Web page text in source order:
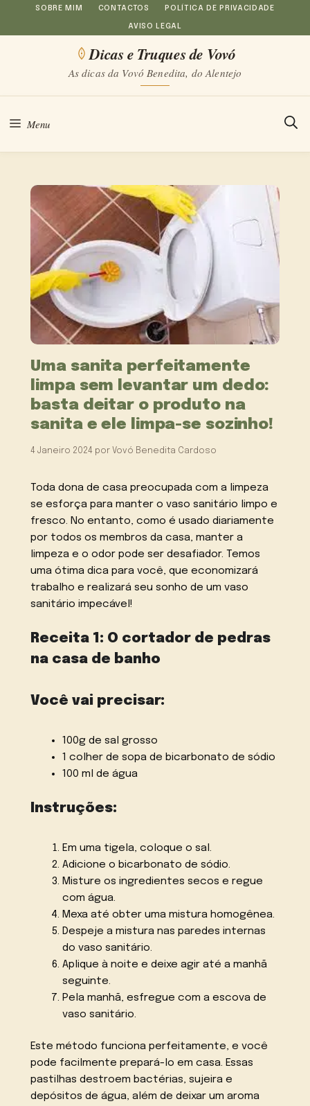
Saltar
para
conteúdo
SOBRE MIM CONTACTOS POLÍTICA DE PRIVACIDADE
AVISO LEGAL
Dicas e Truques de Vovó
As dicas da Vovó Benedita, do Alentejo
Menu
Uma sanita perfeitamente
limpa sem levantar um dedo:
basta deitar o produto na
sanita e ele limpa-se sozinho!
4 Janeiro 2024 por Vovó Benedita Cardoso
Toda dona de casa preocupada com a limpeza
se esforça para manter o vaso sanitário limpo e
fresco. No entanto, como é usado diariamente
por todos os membros da casa, manter a
limpeza e o odor pode ser desafiador. Temos
uma ótima dica para você, que economizará
trabalho e realizará seu sonho de um vaso
sanitário impecável!
Receita 1: O cortador de pedras
na casa de banho
Você vai precisar:
100g de sal grosso
1 colher de sopa de bicarbonato de sódio
100 ml de água
Instruções:
Em uma tigela, coloque o sal.
Adicione o bicarbonato de sódio.
Misture os ingredientes secos e regue
com água.
Mexa até obter uma mistura homogênea.
Despeje a mistura nas paredes internas
do vaso sanitário.
Aplique à noite e deixe agir até a manhã
seguinte.
Pela manhã, esfregue com a escova de
vaso sanitário.
Este método funciona perfeitamente, e você
pode facilmente prepará-lo em casa. Essas
pastilhas destroem bactérias, sujeira e
depósitos de água, além de deixar um aroma